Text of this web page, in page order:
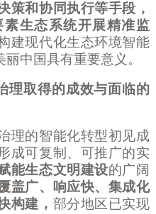
策和协同执行等手段，
生态系统开展精准监
建现代化生态环境智能
中国具有重要意义。
理取得的成效与面临的
的智能化转型初见成
成可复制、可推广的实
能生态文明建设的广阔
盖广、响应快、集成化
构建， 部分地区已实现